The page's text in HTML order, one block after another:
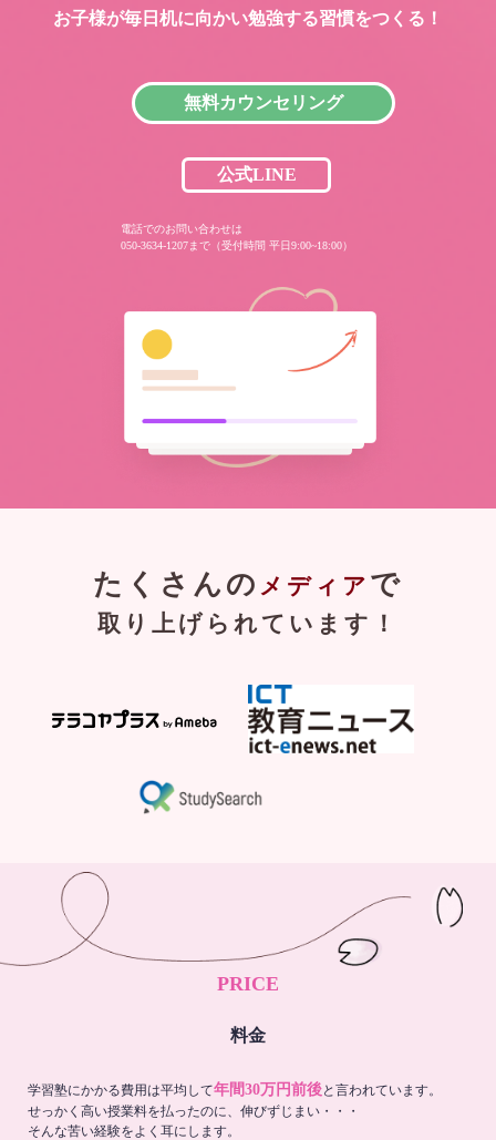
お子様が毎日机に向かい勉強する習慣をつくる！
無料カウンセリング
公式LINE
電話でのお問い合わせは
050-3634-1207まで（受付時間 平日9:00~18:00）
たくさんの メディア で
取り上げられています！
PRICE
料金
学習塾にかかる費用は平均して年間30万円前後と言われています。
せっかく高い授業料を払ったのに、伸びずじまい・・・
そんな苦い経験をよく耳にします。